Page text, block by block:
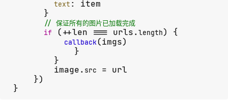
text : item
      }
// 保证所有的图片已加载完成
if
(++len === urls.length) {
callback(imgs)
            }
        }
        image.
src
= url
    })
}